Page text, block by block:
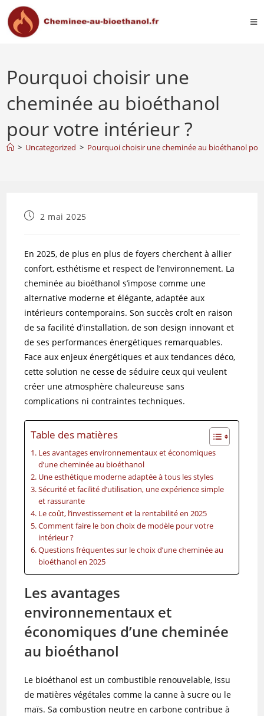
Pourquoi choisir une
cheminée au bioéthanol
pour votre intérieur ?
> Uncategorized > Pourquoi choisir une cheminée au bioéthanol
2 mai 2025
En 2025, de plus en plus de foyers cherchent à allier
confort, esthétisme et respect de l’environnement. La
cheminée au bioéthanol s’impose comme une
alternative moderne et élégante, adaptée aux
intérieurs contemporains. Son succès croît en raison
de sa facilité d’installation, de son design innovant et
de ses performances énergétiques remarquables.
Face aux enjeux énergétiques et aux tendances déco,
cette solution ne cesse de séduire ceux qui veulent
créer une atmosphère chaleureuse sans
complications ni contraintes techniques.
Table des matières
Les avantages environnementaux et économiques
d’une cheminée au bioéthanol
Une esthétique moderne adaptée à tous les styles
Sécurité et facilité d’utilisation, une expérience simple
et rassurante
Le coût, l’investissement et la rentabilité en 2025
Comment faire le bon choix de modèle pour votre
intérieur ?
Questions fréquentes sur le choix d’une cheminée au
bioéthanol en 2025
Les avantages
environnementaux et
économiques d’une cheminée
au bioéthanol
Le bioéthanol est un combustible renouvelable, issu
de matières végétales comme la canne à sucre ou le
maïs. Sa combustion neutre en carbone contribue à